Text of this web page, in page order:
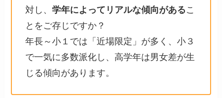
対し、学年によってリアルな傾向があるこ
とをご存じですか？
年長～小１では「近場限定」が多く、小３
で一気に多数派化し、高学年は男女差が生
じる傾向があります。